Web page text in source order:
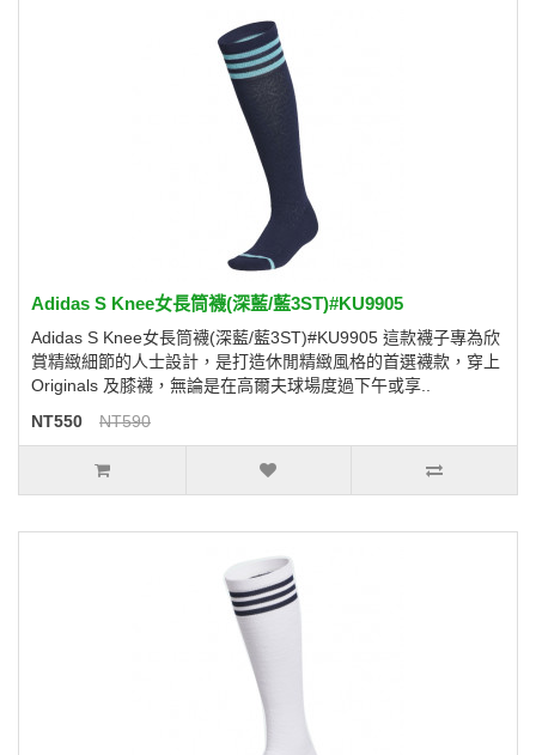
Adidas S Knee女長筒襪(深藍/藍3ST)#KU9905
Adidas S Knee女長筒襪(深藍/藍3ST)#KU9905 這款襪子專為欣
賞精緻細節的人士設計，是打造休閒精緻風格的首選襪款，穿上
Originals 及膝襪，無論是在高爾夫球場度過下午或享..
NT550
NT590